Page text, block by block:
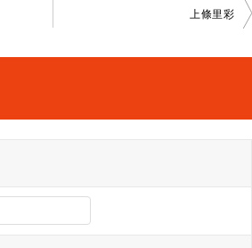
上條里彩